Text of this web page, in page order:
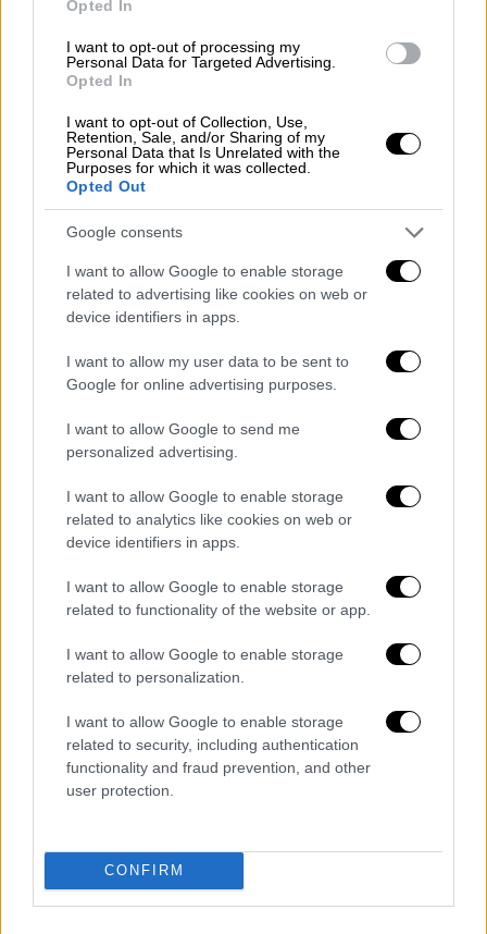
Opted In
I want to opt-out of processing my
Personal Data for Targeted Advertising.
Opted In
I want to opt-out of Collection, Use,
Retention, Sale, and/or Sharing of my
Personal Data that Is Unrelated with the
Purposes for which it was collected.
Opted Out
Google consents
I want to allow Google to enable storage
related to advertising like cookies on web or
device identifiers in apps.
I want to allow my user data to be sent to
Google for online advertising purposes.
I want to allow Google to send me
personalized advertising.
I want to allow Google to enable storage
related to analytics like cookies on web or
device identifiers in apps.
I want to allow Google to enable storage
related to functionality of the website or app.
I want to allow Google to enable storage
related to personalization.
I want to allow Google to enable storage
related to security, including authentication
functionality and fraud prevention, and other
user protection.
CONFIRM
και θα αναμένουν τον τεμαχισμό των
κομματιών που στην συνέχεια θα ελεγχθούν
το καθένα ξεχωριστά.
Παράλληλα οι διασώστες θα δούνε στην
συνέχεια τι ακριβώς υπάρχει και κάτω από
το τρίτο βαγόνι καθώς υπάρχουν κάποια
άνθρωποι που είναι αγνοούμενοι και
υπάρχουν κάποιοι συγγενείς που περιμένουν
να ακούσουν κάποια είδηση.
ΟΛΕΣ ΟΙ ΕΙΔΗΣΕΙΣ
Σύγκρουση τρένων στα Τέμπη: Η
σιδηροδρομική κοινότητα ζούσε για
χρόνια με τον φόβο - Το χρονικό μιας
προαναγγελθείσας τραγωδίας
Τραγωδία στα Τέμπη - Αξιωματικός της
Πυροσβεστικής στο ethnos.gr: «Εάν είχε
γίνει η σύγκρουση λίγα μέτρα
βορειότερα δεν θα γλίτωνε κανείς»
Σύγκρουση τρένων στα Τέμπη: Πώς η
παραίτηση Καραμανλή στην Ελλάδα
ξεσήκωσε αντι-Ερντογανικό κίνημα στην
Τουρκία
Απεργία σε Μετρό και σιδηρόδρομο
σήμερα, Πέμπτη - Οι ανακοινώσεις
ΑΑΔΕ: Ερχονται έλεγχοι με
...«μοριοδότηση» - Οι ανατροπές στο
κυνήγι της φοροδιαφυγής
Διαβάστε ακόμη